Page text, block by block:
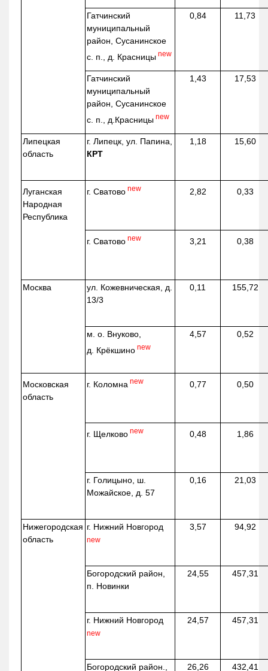
Гатчинский
муниципальный
район, Сусанинское
с. п., д. Красницы new
0,84 11,73
Гатчинский
муниципальный
район, Сусанинское
с. п., д.Красницы new
1,43 17,53
Липецкая
область
г. Липецк, ул. Папина,
КРТ
1,18 15,60
Луганская
Народная
Республика
г. Сватово new 2,82 0,33
г. Сватово new 3,21 0,38
Москва ул. Кожевническая, д.
13/3
0,11 155,72
м. о. Внуково,
д. Крёкшино new
4,57 0,52
Московская
область
г. Коломна new 0,77 0,50
г. Щелково new 0,48 1,86
г. Голицыно, ш.
Можайское, д. 57
0,16 21,03
Нижегородская
область
г. Нижний Новгород
new
3,57 94,92
Богородский район,
п. Новинки
24,55 457,31
г. Нижний Новгород
new
24,57 457,31
Богородский район., 26,26 432,41